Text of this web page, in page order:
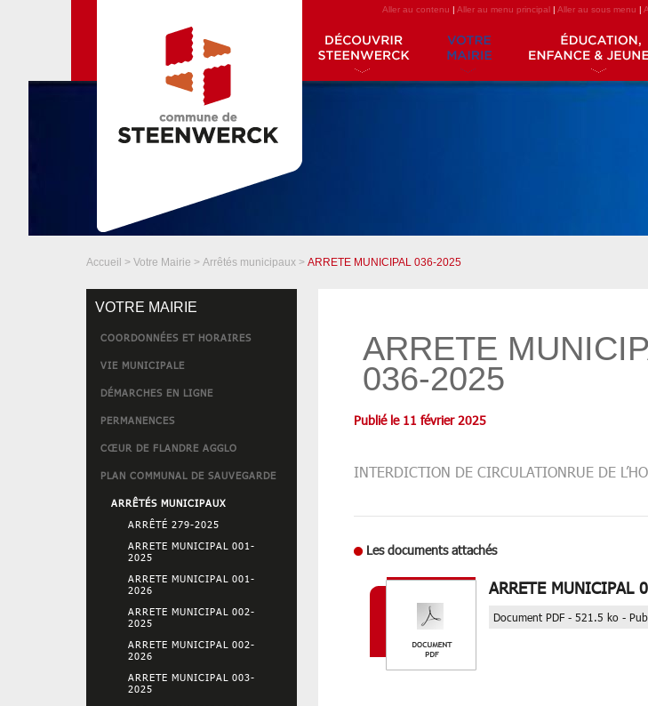
Aller au contenu | Aller au menu principal| Aller au sous menu |
Accueil > Votre Mairie > Arrêtés municipaux > ARRETE MUNICIPAL 036-2025
VOTRE MAIRIE
COORDONNÉES ET HORAIRES
VIE MUNICIPALE
DÉMARCHES EN LIGNE
PERMANENCES
CŒUR DE FLANDRE AGGLO
PLAN COMMUNAL DE SAUVEGARDE
ARRÊTÉS MUNICIPAUX
ARRÊTÉ 279-2025
ARRETE MUNICIPAL 001-
2025
ARRETE MUNICIPAL 001-
2026
ARRETE MUNICIPAL 002-
2025
ARRETE MUNICIPAL 002-
2026
ARRETE MUNICIPAL 003-
2025
ARRETE
036-2025
Publié le 11 février 2025
INTERDICTION DE CIRCULATIONRUE DE
Les documents attachés
ARRETE MUNICIPAL
Document PDF - 521.5 ko -